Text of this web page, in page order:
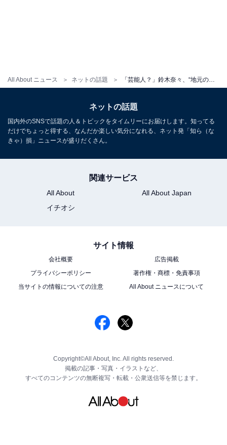
All About ニュース ネットの話題
ネットの話題
国内外のSNSで話題の人＆トピックをタイムリーにお届けします。知ってる
だけでちょっと得する、なんだか楽しい気分になれる、ネット発「知ら（な
きゃ）損」ニュースが盛りだくさん。
関連サービス
All About
All About Japan
イチオシ
サイト情報
会社概要
広告掲載
プライバシーポリシー
著作権・商標・免責事項
当サイトの情報についての注意
All About ニュースについて
Copyright©All About, Inc. All rights reserved.
掲載の記事・写真・イラストなど、
すべてのコンテンツの無断複写・転載・公衆送信等を禁じます。